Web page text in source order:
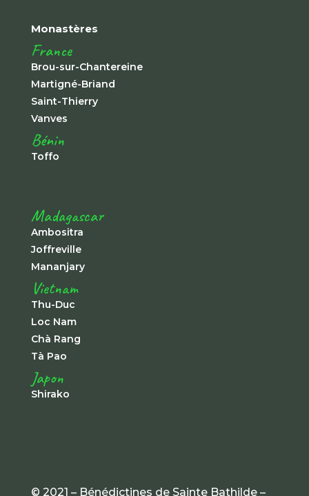
Monastères
France
Brou-sur-Chantereine
Martigné-Briand
Saint-Thierry
Vanves
Bénin
Toffo
Madagascar
Ambositra
Joffreville
Mananjary
Vietnam
Thu-Duc
Loc Nam
Chà Rang
Tà Pao
Japon
Shirako
© 2021 – Bénédictines de Sainte Bathilde –